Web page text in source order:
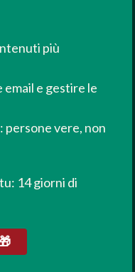
più
e gestire le
persone vere, non
14 giorni di